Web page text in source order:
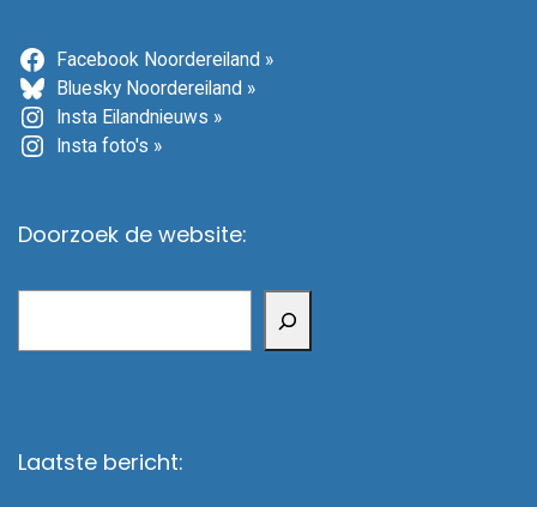
Facebook Noordereiland »
Bluesky Noordereiland »
Insta Eilandnieuws »
Insta foto's »
Doorzoek de website:
Laatste bericht: